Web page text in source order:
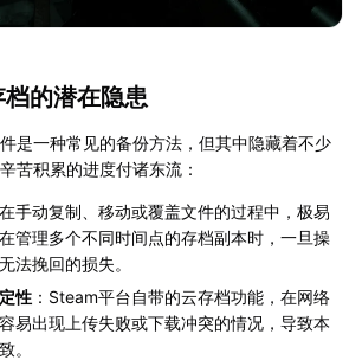
的潜在隐患
是一种常见的备份方法，但其中隐藏着不少
苦积累的进度付诸东流：
在手动复制、移动或覆盖文件的过程中，极易
管理多个不同时间点的存档副本时，一旦操
法挽回的损失。
性 ：Steam平台自带的云存档功能，在网络
易出现上传失败或下载冲突的情况，导致本
。